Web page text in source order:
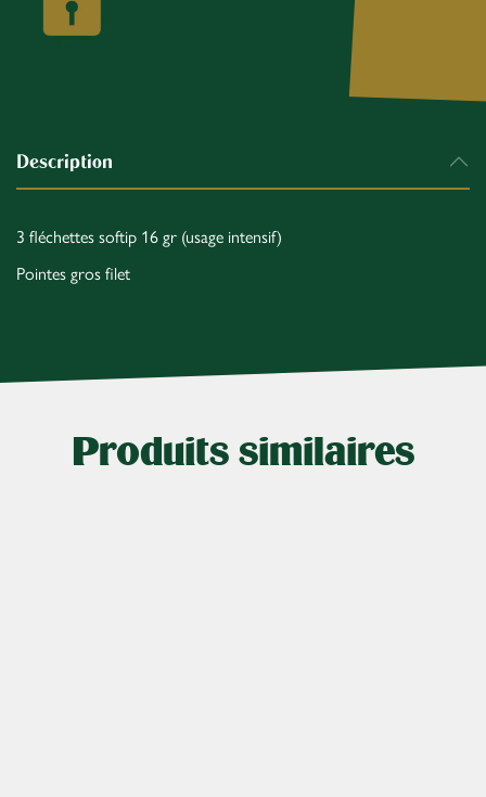
Description
3 fléchettes softip 16 gr (usage intensif)
Pointes gros filet
Produits similaires